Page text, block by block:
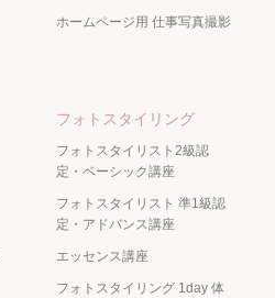
ホームページ用 仕事写真撮影
フォトスタイリング
フォトスタイリスト2級認
定・ベーシック講座
フォトスタイリスト 準1級認
定・アドバンス講座
エッセンス講座
フォトスタイリング 1day 体